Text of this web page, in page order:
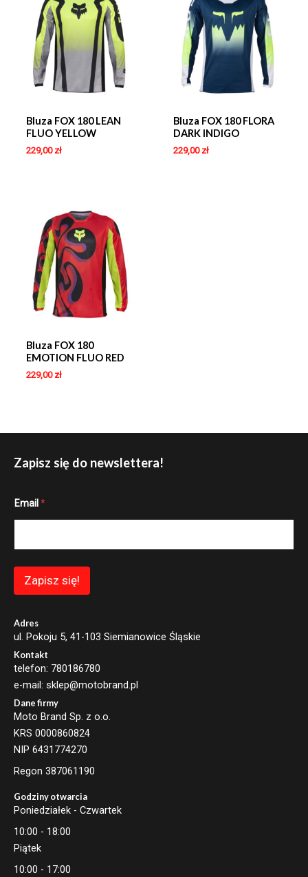
Bluza FOX 180 LEAN
FLUO YELLOW
229,00 zł
Bluza FOX 180 FLORA
DARK INDIGO
229,00 zł
Bluza FOX 180
EMOTION FLUO RED
229,00 zł
Zapisz się do newslettera!
m
*
Email *
Zapisz się!
Adres
ul. Pokoju 5, 41-103 Siemianowice Śląskie
Kontakt
telefon: 780186780
e-mail: sklep@motobrand.pl
Dane firmy
Moto Brand Sp. z o.o.
KRS 0000860824
NIP 6431774270
Regon 387061190
Godziny otwarcia
Poniedziałek - Czwartek
10:00 - 18:00
Piątek
10:00 - 17:00